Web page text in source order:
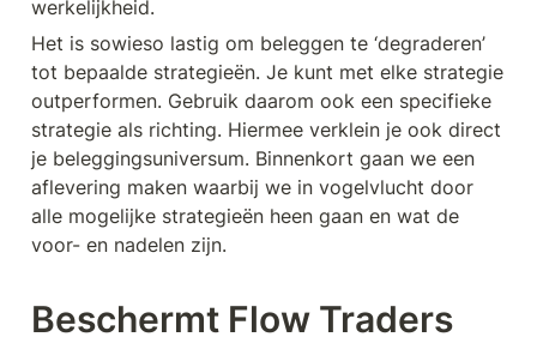
werkelijkheid.
Het is sowieso lastig om beleggen te ‘degraderen’
tot bepaalde strategieën. Je kunt met elke strategie
outperformen. Gebruik daarom ook een specifieke
strategie als richting. Hiermee verklein je ook direct
je beleggingsuniversum. Binnenkort gaan we een
aflevering maken waarbij we in vogelvlucht door
alle mogelijke strategieën heen gaan en wat de
voor- en nadelen zijn.
Beschermt Flow Traders